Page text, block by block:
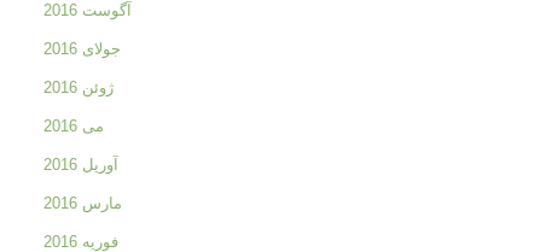
آگوست 2016
جولای 2016
ژوئن 2016
می 2016
آوریل 2016
مارس 2016
فوریه 2016